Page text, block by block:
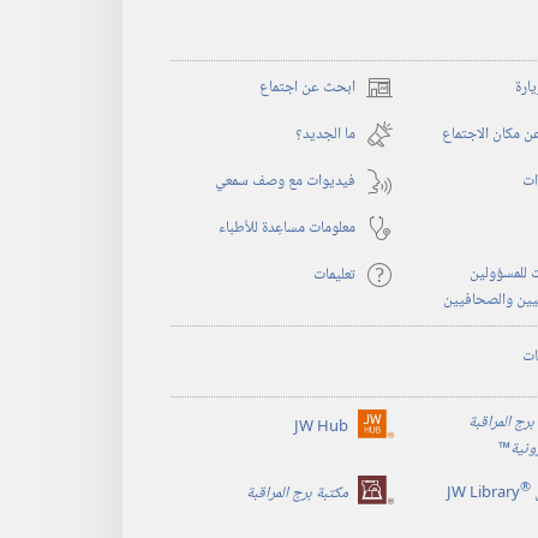
ابحث عن اجتماع (يفتح
نافذة
جديدة)
مكان الاجتماع
ما الجديد؟‏
فيديوات مع وصف سمعي
معلومات مساعِدة للأطباء
للمسؤولين
والصحافيين
تعليمات
المراقبة
™
JW Hub (يفتح
جديدة)
®
JW Library مكتبة برج المراقبة